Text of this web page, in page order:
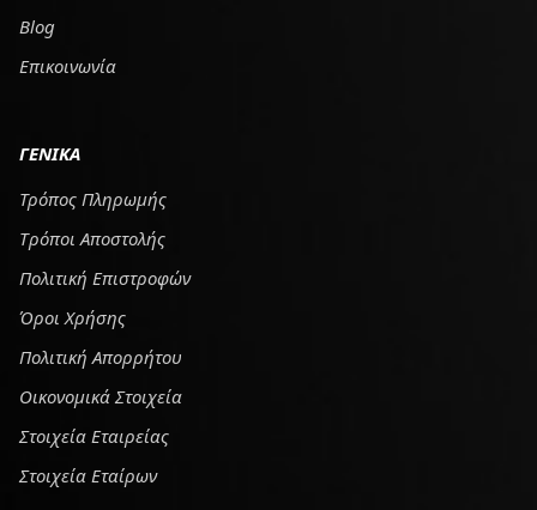
Blog
Επικοινωνία
ΓΕΝΙΚΑ
Τρόπος Πληρωμής
Tρόποι Αποστολής
Πολιτική Επιστροφών
Όροι Χρήσης
Πολιτική Απορρήτου
Οικονομικά Στοιχεία
Στοιχεία Εταιρείας
Στοιχεία Εταίρων